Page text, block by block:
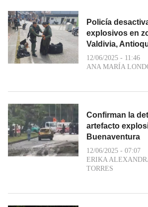
Policía
explosivos en
Valdivia,
12/06/2025 - 11:46
ANA MARÍA
Confirman la
artefacto
Buenaventura
12/06/2025 - 07:07
ERIKA
TORRES